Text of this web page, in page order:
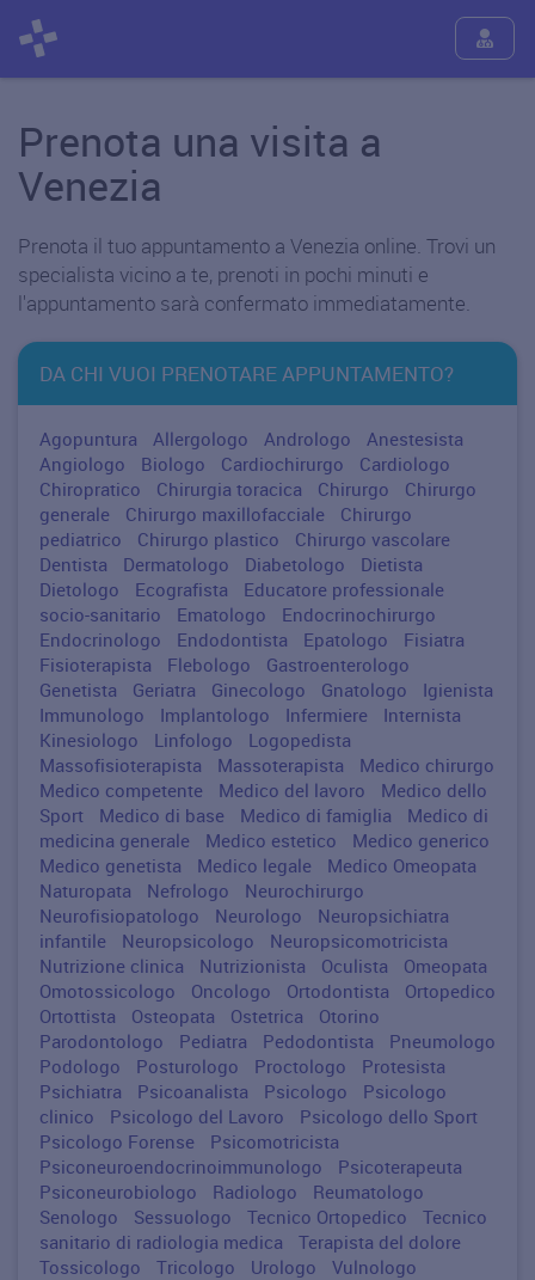
Prenota una visita a
Venezia
Prenota il tuo appuntamento a Venezia online. Trovi un
specialista vicino a te, prenoti in pochi minuti e
l'appuntamento sarà confermato immediatamente.
DA CHI VUOI PRENOTARE APPUNTAMENTO?
Agopuntura Allergologo Andrologo
Anestesista
Angiologo
Biologo Cardiochirurgo
Cardiologo
Chiropratico
Chirurgia toracica Chirurgo
Chirurgo
generale
Chirurgo maxillofacciale
Chirurgo
pediatrico
Chirurgo plastico
Chirurgo vascolare
Dentista
Dermatologo Diabetologo
Dietista
Dietologo
Ecografista
Educatore professionale
socio-sanitario
Ematologo
Endocrinochirurgo
Endocrinologo
Endodontista Epatologo
Fisiatra
Fisioterapista
Flebologo
Gastroenterologo
Genetista
Geriatra Ginecologo Gnatologo
Igienista
Immunologo
Implantologo Infermiere
Internista
Kinesiologo
Linfologo
Logopedista
Massofisioterapista
Massoterapista
Medico chirurgo
Medico competente
Medico del lavoro
Medico dello
Sport
Medico di base Medico di famiglia
Medico di
medicina generale
Medico estetico
Medico generico
Medico genetista
Medico legale
Medico Omeopata
Naturopata
Nefrologo
Neurochirurgo
Neurofisiopatologo
Neurologo
Neuropsichiatra
infantile
Neuropsicologo
Neuropsicomotricista
Nutrizione clinica
Nutrizionista Oculista
Omeopata
Omotossicologo
Oncologo Ortodontista
Ortopedico
Ortottista
Osteopata Ostetrica
Otorino
Parodontologo
Pediatra Pedodontista
Pneumologo
Podologo
Posturologo Proctologo
Protesista
Psichiatra
Psicoanalista Psicologo
Psicologo
clinico
Psicologo del Lavoro
Psicologo dello Sport
Psicologo Forense
Psicomotricista
Psiconeuroendocrinoimmunologo
Psicoterapeuta
Psiconeurobiologo
Radiologo
Reumatologo
Senologo
Sessuologo Tecnico Ortopedico
Tecnico
sanitario di radiologia medica
Terapista del dolore
Tossicologo
Tricologo Urologo Vulnologo